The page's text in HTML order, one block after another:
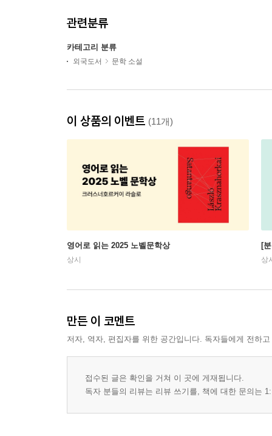
관련분류
카테고리 분류
외국도서 문학 소설
이 상품의 이벤트 (11개)
영어로 읽는 2025 노벨문학상
상시
[
상
만든 이 코멘트
저자, 역자, 편집자를 위한 공간입니다. 독자들에게 전하
접수된 글은 확인을 거쳐 이 곳에 게재됩니다.
독자 분들의 리뷰는 리뷰 쓰기를, 책에 대한 문의는